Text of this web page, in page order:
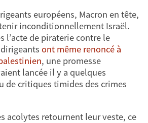
européens, Macron en tête,
inconditionnellement Israël.
l’acte de piraterie contre le
ont même renoncé à
, une promesse
lancée il y a quelques
de critiques timides des crimes
acolytes retournent leur veste, ce